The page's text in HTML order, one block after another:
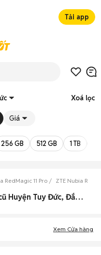
Tải app
Xoá lọc
Giá
256 GB 512 GB 1 TB
RedMagic 11 Pro ZTE Nubia
0 Zte Nubia Redmagic 11 Pro cũ Huyện Tuy Đức, Đắk Nông đẹp
Xem Cửa hàng